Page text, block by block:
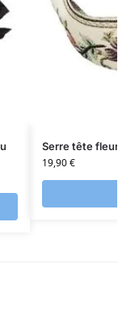
Serre tête
19,90€